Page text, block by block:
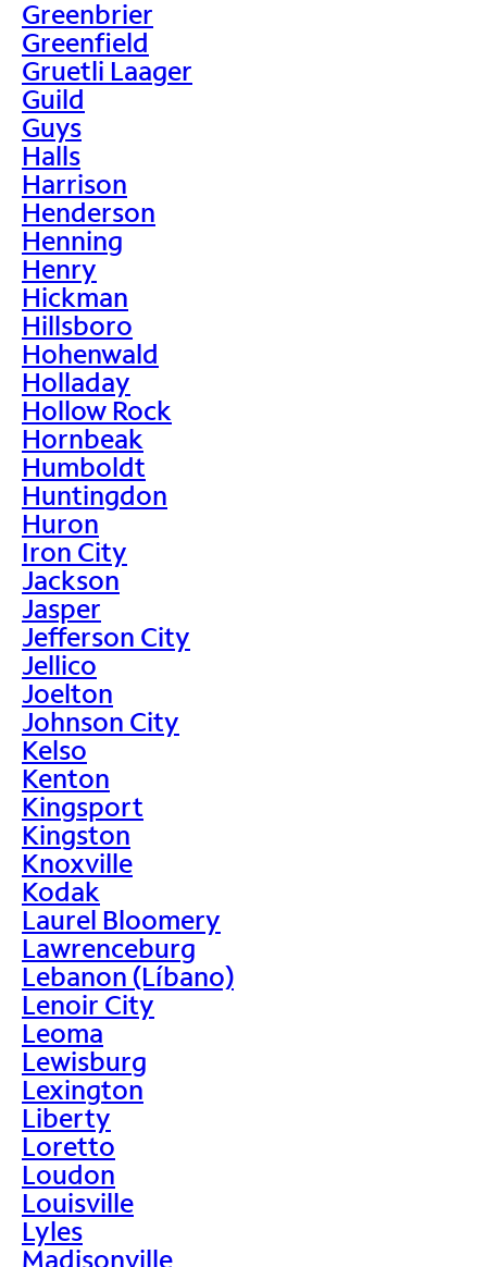
Greenbrier
Greenfield
Gruetli Laager
Guild
Guys
Halls
Harrison
Henderson
Henning
Henry
Hickman
Hillsboro
Hohenwald
Holladay
Hollow Rock
Hornbeak
Humboldt
Huntingdon
Huron
Iron City
Jackson
Jasper
Jefferson City
Jellico
Joelton
Johnson City
Kelso
Kenton
Kingsport
Kingston
Knoxville
Kodak
Laurel Bloomery
Lawrenceburg
Lebanon (Líbano)
Lenoir City
Leoma
Lewisburg
Lexington
Liberty
Loretto
Loudon
Louisville
Lyles
Madisonville